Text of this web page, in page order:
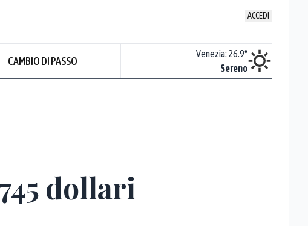
ACCEDI
CAMBIO DI PASSO
Sereno
Venezia: 26.9°
Sereno
dollari